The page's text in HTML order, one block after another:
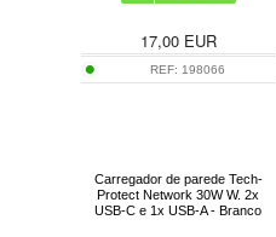
17,00EUR
REF: 198066
Carregador de parede Tech-
Protect Network 30W W. 2x
USB-C e 1x USB-A - Branco